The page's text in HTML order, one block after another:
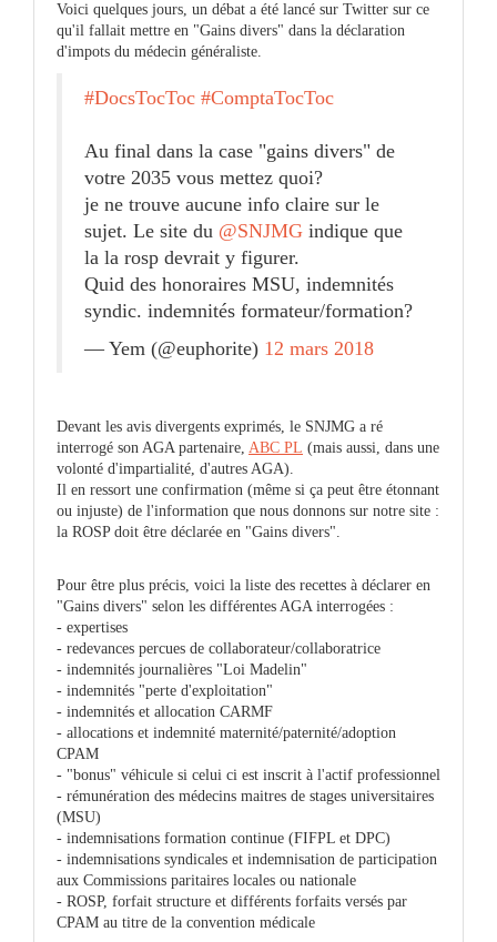
Voici quelques jours, un débat a été lancé sur Twitter sur ce
qu'il fallait mettre en "Gains divers" dans la déclaration
d'impots du médecin généraliste.
#DocsTocToc #ComptaTocToc
Au final dans la case "gains divers" de
votre 2035 vous mettez quoi?
je ne trouve aucune info claire sur le
sujet. Le site du @SNJMG indique que
la la rosp devrait y figurer.
Quid des honoraires MSU, indemnités
syndic. indemnités formateur/formation?
— Yem (@euphorite) 12 mars 2018
Devant les avis divergents exprimés, le SNJMG a ré
interrogé son AGA partenaire, ABC PL (mais aussi, dans une
volonté d'impartialité, d'autres AGA).
Il en ressort une confirmation (même si ça peut être étonnant
ou injuste) de l'information que nous donnons sur notre site :
la ROSP doit être déclarée en "Gains divers".
Pour être plus précis, voici la liste des recettes à déclarer en
"Gains divers" selon les différentes AGA interrogées :
- expertises
- redevances percues de collaborateur/collaboratrice
- indemnités journalières "Loi Madelin"
- indemnités "perte d'exploitation"
- indemnités et allocation CARMF
- allocations et indemnité maternité/paternité/adoption
CPAM
- "bonus" véhicule si celui ci est inscrit à l'actif professionnel
- rémunération des médecins maitres de stages universitaires
(MSU)
- indemnisations formation continue (FIFPL et DPC)
- indemnisations syndicales et indemnisation de participation
aux Commissions paritaires locales ou nationale
- ROSP, forfait structure et différents forfaits versés par
CPAM au titre de la convention médicale